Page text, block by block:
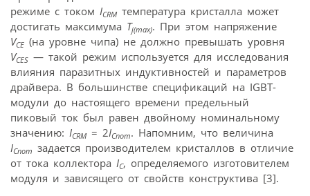
режиме с током ICRMтемпература кристалла может
достигать максимума Tj(max). При этом напряжение
VCE (на уровне чипа) не должно превышать уровня
VCES — такой режим используется для исследования
влияния паразитных индуктивностей и параметров
драйвера. В большинстве спецификаций на IGBT-
модули до настоящего времени предельный
пиковый ток был равен двойному номинальному
значению: ICRM= 2ICnom. Напомним, что величина
ICnom задается производителем кристаллов в отличие
от тока коллектора IC, определяемого изготовителем
модуля и зависящего от свойств конструктива [3].